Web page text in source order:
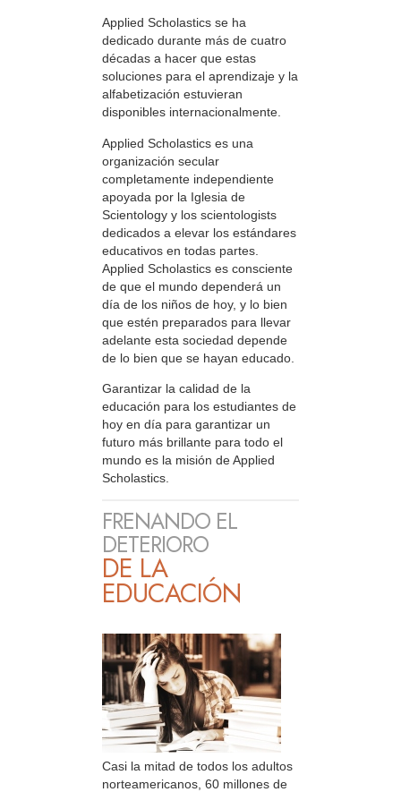
Applied Scholastics se ha
dedicado durante más de cuatro
décadas a hacer que estas
soluciones para el aprendizaje y la
alfabetización estuvieran
disponibles internacionalmente.
Applied Scholastics es una
organización secular
completamente independiente
apoyada por la Iglesia de
Scientology y los scientologists
dedicados a elevar los estándares
educativos en todas partes.
Applied Scholastics es consciente
de que el mundo dependerá un
día de los niños de hoy, y lo bien
que estén preparados para llevar
adelante esta sociedad depende
de lo bien que se hayan educado.
Garantizar la calidad de la
educación para los estudiantes de
hoy en día para garantizar un
futuro más brillante para todo el
mundo es la misión de Applied
Scholastics.
FRENANDO EL
DETERIORO
DE LA
EDUCACIÓN
Casi la mitad de todos los adultos
norteamericanos, 60 millones de